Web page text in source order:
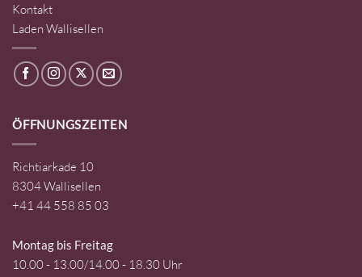
Kontakt
Laden Wallisellen
ÖFFNUNGSZEITEN
Richtiarkade 10
8304 Wallisellen
+41 44 558 85 03
Montag bis Freitag
10.00 - 13.00/14.00 - 18.30 Uhr